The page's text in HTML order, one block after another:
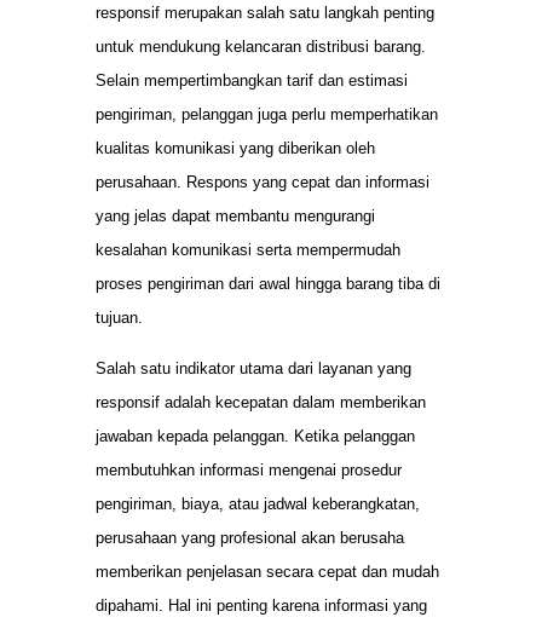
responsif merupakan salah satu langkah penting
untuk mendukung kelancaran distribusi barang.
Selain mempertimbangkan tarif dan estimasi
pengiriman, pelanggan juga perlu memperhatikan
kualitas komunikasi yang diberikan oleh
perusahaan. Respons yang cepat dan informasi
yang jelas dapat membantu mengurangi
kesalahan komunikasi serta mempermudah
proses pengiriman dari awal hingga barang tiba di
tujuan.
Salah satu indikator utama dari layanan yang
responsif adalah kecepatan dalam memberikan
jawaban kepada pelanggan. Ketika pelanggan
membutuhkan informasi mengenai prosedur
pengiriman, biaya, atau jadwal keberangkatan,
perusahaan yang profesional akan berusaha
memberikan penjelasan secara cepat dan mudah
dipahami. Hal ini penting karena informasi yang